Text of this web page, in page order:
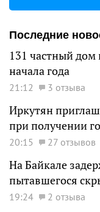
Последние
131 частный дом
начала года
21:12 3 отзыва
Иркутян
при получении
20:15 27 отзывов
На Байкале
пытавшегося
19:24 2 отзыва